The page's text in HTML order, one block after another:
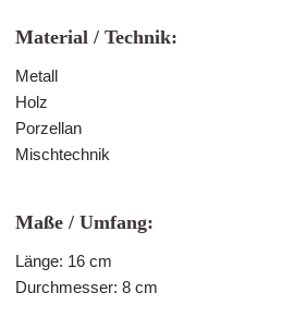
Material / Technik:
Metall
Holz
Porzellan
Mischtechnik
Maße / Umfang:
Länge: 16 cm
Durchmesser: 8 cm